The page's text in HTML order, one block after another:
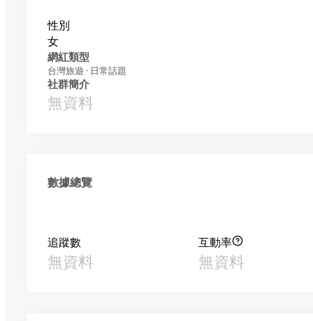
性別
女
網紅類型
台灣旅遊 · 日常話題
社群簡介
無資料
數據總覽
追蹤數
無資料
互動率
無資料